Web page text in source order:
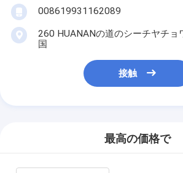
008619931162089
260 HUANANの道のシーチヤチョ
国
接触
最高の価格で